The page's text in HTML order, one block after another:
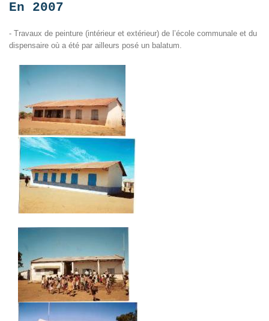
En 2007
- Travaux de peinture (intérieur et extérieur) de l’école communale et du
dispensaire où a été par ailleurs posé un balatum.